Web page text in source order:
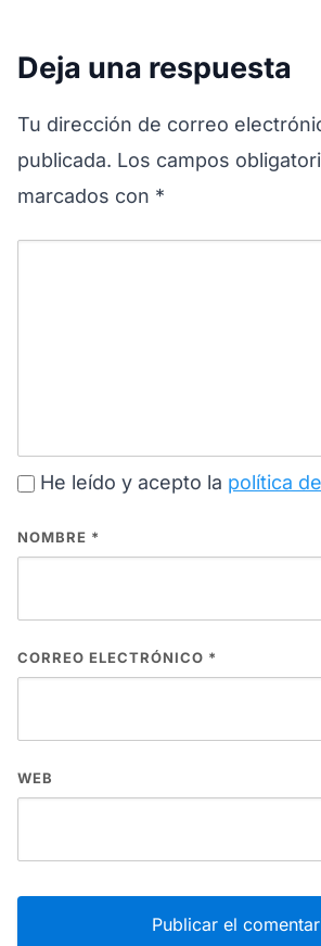
Deja una respuesta
Tu dirección de correo
publicada. Los campos
marcados con *
He leído y acepto la política
NOMBRE *
CORREO ELECTRÓNICO *
WEB